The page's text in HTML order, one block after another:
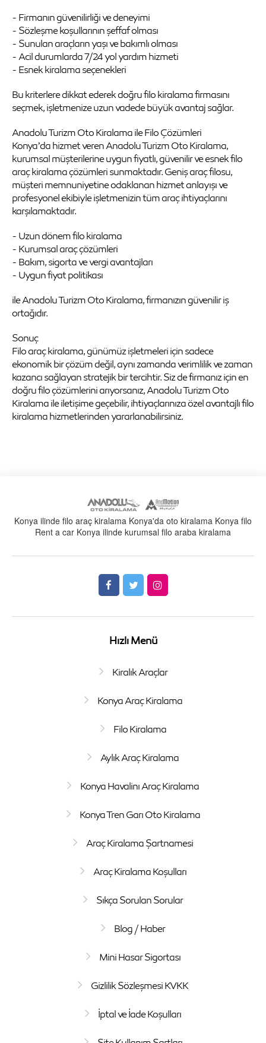
- Firmanın güvenilirliği ve deneyimi
- Sözleşme koşullarının şeffaf olması
- Sunulan araçların yaşı ve bakımlı olması
- Acil durumlarda 7/24 yol yardım hizmeti
- Esnek kiralama seçenekleri
Bu kriterlere dikkat ederek doğru filo kiralama firmasını
seçmek, işletmenize uzun vadede büyük avantaj sağlar.
Anadolu Turizm Oto Kiralama ile Filo Çözümleri
Konya’da hizmet veren Anadolu Turizm Oto Kiralama,
kurumsal müşterilerine uygun fiyatlı, güvenilir ve esnek filo
araç kiralama çözümleri sunmaktadır. Geniş araç filosu,
müşteri memnuniyetine odaklanan hizmet anlayışı ve
profesyonel ekibiyle işletmenizin tüm araç ihtiyaçlarını
karşılamaktadır.
- Uzun dönem filo kiralama
- Kurumsal araç çözümleri
- Bakım, sigorta ve vergi avantajları
- Uygun fiyat politikası
ile Anadolu Turizm Oto Kiralama, firmanızın güvenilir iş
ortağıdır.
Sonuç
Filo araç kiralama, günümüz işletmeleri için sadece
ekonomik bir çözüm değil, aynı zamanda verimlilik ve zaman
kazancı sağlayan stratejik bir tercihtir. Siz de firmanız için en
doğru filo çözümlerini arıyorsanız, Anadolu Turizm Oto
Kiralama ile iletişime geçebilir, ihtiyaçlarınıza özel avantajlı filo
kiralama hizmetlerinden yararlanabilirsiniz.
Konya ilinde filo araç kiralama Konya'da oto kiralama Konya filo
Rent a car Konya ilinde kurumsal filo araba kiralama
Hızlı Menü
Kiralık Araçlar
Konya Araç Kiralama
Filo Kiralama
Aylık Araç Kiralama
Konya Havalinı Araç Kiralama
Konya Tren Garı Oto Kiralama
Araç Kiralama Şartnamesi
Araç Kiralama Koşulları
Sıkça Sorulan Sorular
Blog / Haber
Mini Hasar Sigortası
Gizlilik Sözleşmesi KVKK
İptal ve İade Koşulları